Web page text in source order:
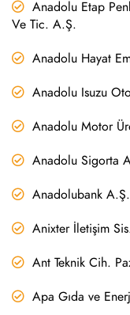
Anadolu Etap
Ve Tic. A.Ş.
Anadolu Hayat
Anadolu Isuzu
Anadolu Motor
Anadolu Sigorta
Anadolubank A.Ş.
Anixter İletişim
Ant Teknik Cih.
Apa Gıda ve